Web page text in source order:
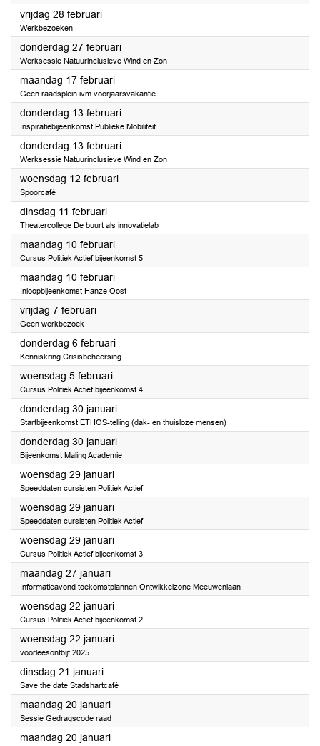
vrijdag 28 februari2025
Werkbezoeken
donderdag 27 februari2025
Werksessie Natuurinclusieve Wind en Zon
maandag 17 februari2025
Geen raadsplein ivm voorjaarsvakantie
donderdag 13 februari2025
Inspiratiebijeenkomst Publieke Mobiliteit
donderdag 13 februari2025
Werksessie Natuurinclusieve Wind en Zon
woensdag 12 februari2025
Spoorcafé
dinsdag 11 februari2025
Theatercollege De buurt als innovatielab
maandag 10 februari2025
Cursus Politiek Actief bijeenkomst 5
maandag 10 februari2025
Inloopbijeenkomst Hanze Oost
vrijdag 7 februari2025
Geen werkbezoek
donderdag 6 februari2025
Kenniskring Crisisbeheersing
woensdag 5 februari2025
Cursus Politiek Actief bijeenkomst 4
donderdag 30 januari2025
Startbijeenkomst ETHOS-telling (dak- en thuisloze mensen)
donderdag 30 januari2025
Bijeenkomst Maling Academie
woensdag 29 januari2025
Speeddaten cursisten Politiek Actief
woensdag 29 januari2025
Speeddaten cursisten Politiek Actief
woensdag 29 januari2025
Cursus Politiek Actief bijeenkomst 3
maandag 27 januari2025
Informatieavond toekomstplannen Ontwikkelzone Meeuwenlaan
woensdag 22 januari2025
Cursus Politiek Actief bijeenkomst 2
woensdag 22 januari2025
voorleesontbijt 2025
dinsdag 21 januari2025
Save the date Stadshartcafé
maandag 20 januari2025
Sessie Gedragscode raad
maandag 20 januari2025